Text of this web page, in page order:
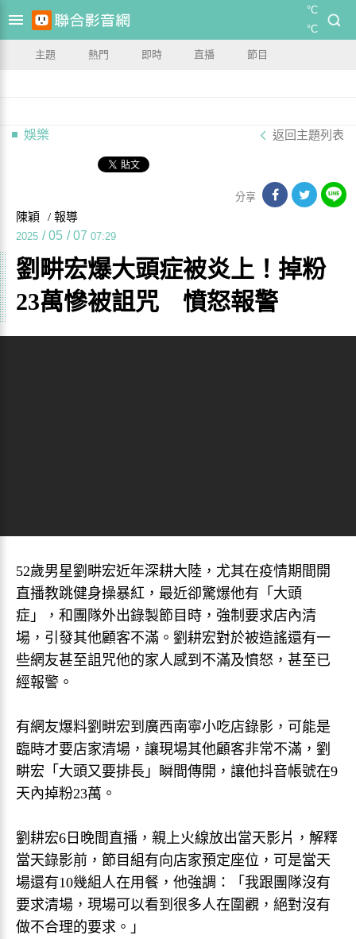
°C
°C
主題 熱門 即時 直播 節目
娛樂 返回主題列表
分享
陳穎 / 報導
2025 / 05 / 07 07:29
劉畊宏爆大頭症被炎上！掉粉
23萬慘被詛咒 憤怒報警
52歲男星劉畊宏近年深耕大陸，尤其在疫情期間開
直播教跳健身操暴紅，最近卻驚爆他有「大頭
症」，和團隊外出錄製節目時，強制要求店內清
場，引發其他顧客不滿。劉耕宏對於被造謠還有一
些網友甚至詛咒他的家人感到不滿及憤怒，甚至已
經報警。
有網友爆料劉畊宏到廣西南寧小吃店錄影，可能是
臨時才要店家清場，讓現場其他顧客非常不滿，劉
畊宏「大頭又要排長」瞬間傳開，讓他抖音帳號在9
天內掉粉23萬。
劉耕宏6日晚間直播，親上火線放出當天影片，解釋
當天錄影前，節目組有向店家預定座位，可是當天
場還有10幾組人在用餐，他強調：「我跟團隊沒有
要求清場，現場可以看到很多人在圍觀，絕對沒有
做不合理的要求。」